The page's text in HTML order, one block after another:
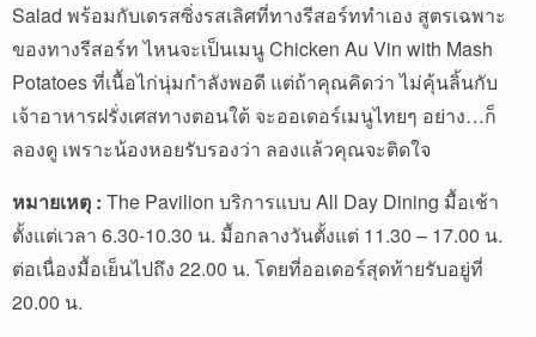
Salad พร้อมกับเดรสซิ่งรสเลิศที่ทางรีสอร์ททำเอง สูตรเฉพาะ
ของทางรีสอร์ท ไหนจะเป็นเมนู Chicken Au Vin with Mash
Potatoes ที่เนื้อไก่นุ่มกำลังพอดี แต่ถ้าคุณคิดว่า ไม่คุ้นลิ้นกับ
เจ้าอาหารฝรั่งเศสทางตอนใต้ จะออเดอร์เมนูไทยๆ อย่าง…ก็
ลองดู เพราะน้องหอยรับรองว่า ลองแล้วคุณจะติดใจ
หมายเหตุ : The Pavilion บริการแบบ All Day Dining มื้อเช้า
ตั้งแต่เวลา 6.30-10.30 น. มื้อกลางวันตั้งแต่ 11.30 – 17.00 น.
ต่อเนื่องมื้อเย็นไปถึง 22.00 น. โดยที่ออเดอร์สุดท้ายรับอยู่ที่
20.00 น.